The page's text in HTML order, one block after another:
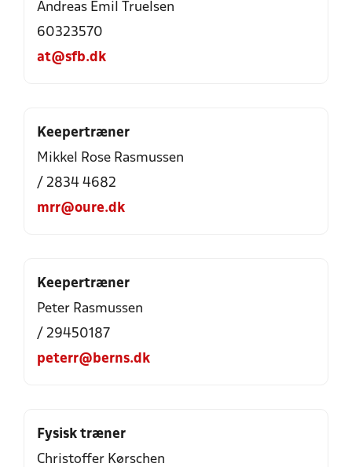
Andreas Emil Truelsen
60323570
at@sfb.dk
Keepertræner
Mikkel Rose Rasmussen
/ 2834 4682
mrr@oure.dk
Keepertræner
Peter Rasmussen
/ 29450187
peterr@berns.dk
Fysisk træner
Christoffer Kørschen